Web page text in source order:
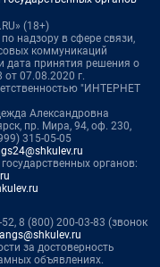
(18+)
надзору в сфере связи,
коммуникаций
дата принятия решения о
07.08.2020 г.
"ИНТЕРНЕТ
Александровна
пр. Мира, 94, оф. 230,
315-05-05
органов:
8 (800) 200-03-83 (звонок
за достоверность
объявлениях.